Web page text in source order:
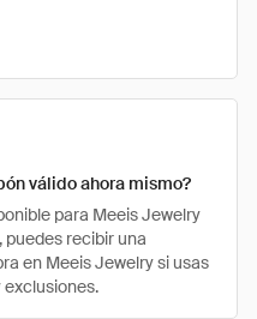
válido ahora mismo?
para Meeis Jewelry
recibir una
en Meeis Jewelry si usas
exclusiones.